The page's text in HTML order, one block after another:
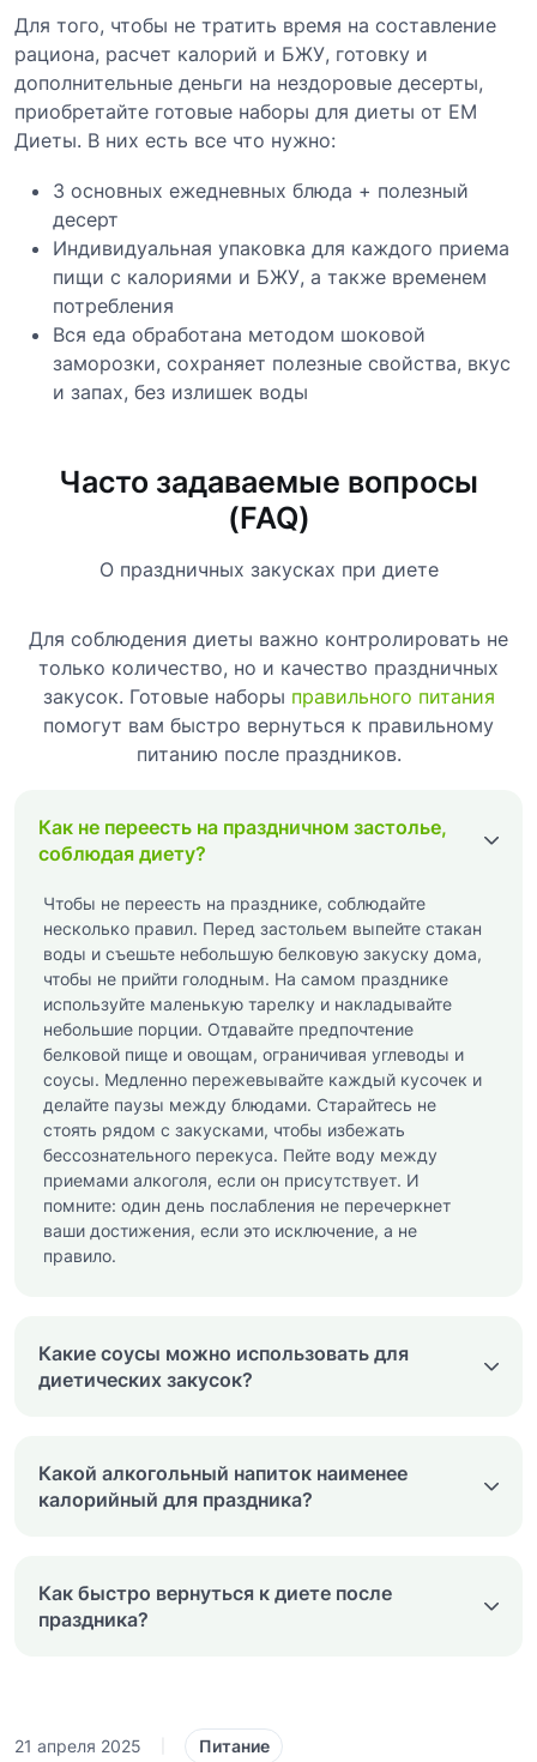
Для того, чтобы не тратить время на составление
рациона, расчет калорий и БЖУ, готовку и
дополнительные деньги на нездоровые десерты,
приобретайте готовые наборы для диеты от EM
Диеты. В них есть все что нужно:
3 основных ежедневных блюда + полезный
десерт
Индивидуальная упаковка для каждого приема
пищи с калориями и БЖУ, а также временем
потребления
Вся еда обработана методом шоковой
заморозки, сохраняет полезные свойства, вкус
и запах, без излишек воды
Часто задаваемые вопросы
(FAQ)
О праздничных закусках при диете
Для соблюдения диеты важно контролировать не
только количество, но и качество праздничных
закусок. Готовые наборы правильного питания
помогут вам быстро вернуться к правильному
питанию после праздников.
Как не переесть на праздничном застолье,
соблюдая диету?
Чтобы не переесть на празднике, соблюдайте
несколько правил. Перед застольем выпейте стакан
воды и съешьте небольшую белковую закуску дома,
чтобы не прийти голодным. На самом празднике
используйте маленькую тарелку и накладывайте
небольшие порции. Отдавайте предпочтение
белковой пище и овощам, ограничивая углеводы и
соусы. Медленно пережевывайте каждый кусочек и
делайте паузы между блюдами. Старайтесь не
стоять рядом с закусками, чтобы избежать
бессознательного перекуса. Пейте воду между
приемами алкоголя, если он присутствует. И
помните: один день послабления не перечеркнет
ваши достижения, если это исключение, а не
правило.
Какие соусы можно использовать для
диетических закусок?
Какой алкогольный напиток наименее
калорийный для праздника?
Как быстро вернуться к диете после
праздника?
21 апреля 2025 Питание